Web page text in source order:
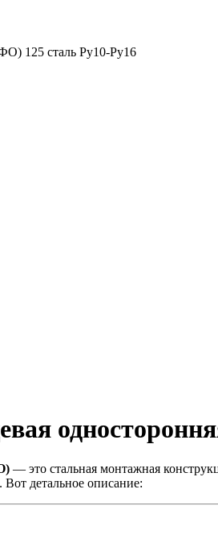
125 сталь Ру10-Ру16
— это стальная монтажная
детальное описание: